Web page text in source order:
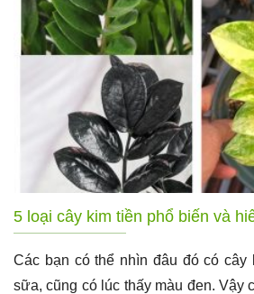
5 loại cây kim tiền phổ biến và
Các bạn có thể nhìn đâu đó có cây
sữa, cũng có lúc thấy màu đen. Vậy